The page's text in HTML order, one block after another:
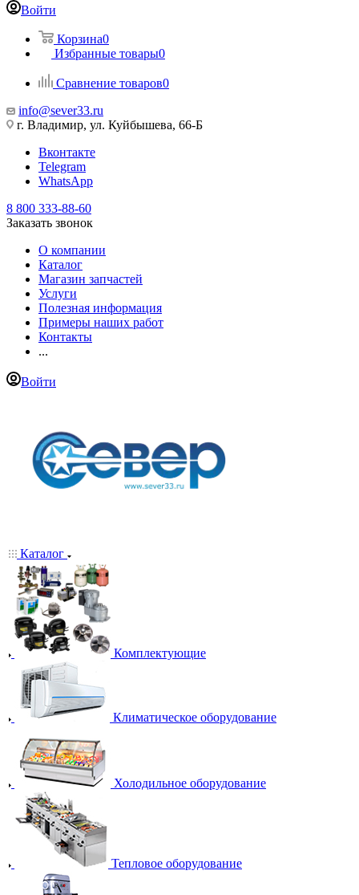
Войти
Корзина0
Избранные товары0
Сравнение товаров0
info@sever33.ru
г. Владимир, ул. Куйбышева, 66-Б
Вконтакте
Telegram
WhatsApp
8 800 333-88-60
Заказать звонок
О компании
Каталог
Магазин запчастей
Услуги
Полезная информация
Примеры наших работ
Контакты
...
Войти
Каталог
Комплектующие
Климатическое оборудование
Холодильное оборудование
Тепловое оборудование